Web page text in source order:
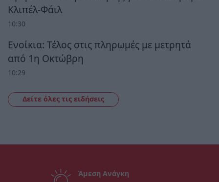
Κλιπέλ-Φάιλ
10:30
Ενοίκια: Τέλος στις πληρωμές με μετρητά
από 1η Οκτώβρη
10:29
Δείτε όλες τις ειδήσεις
Άμεση Ανάγκη